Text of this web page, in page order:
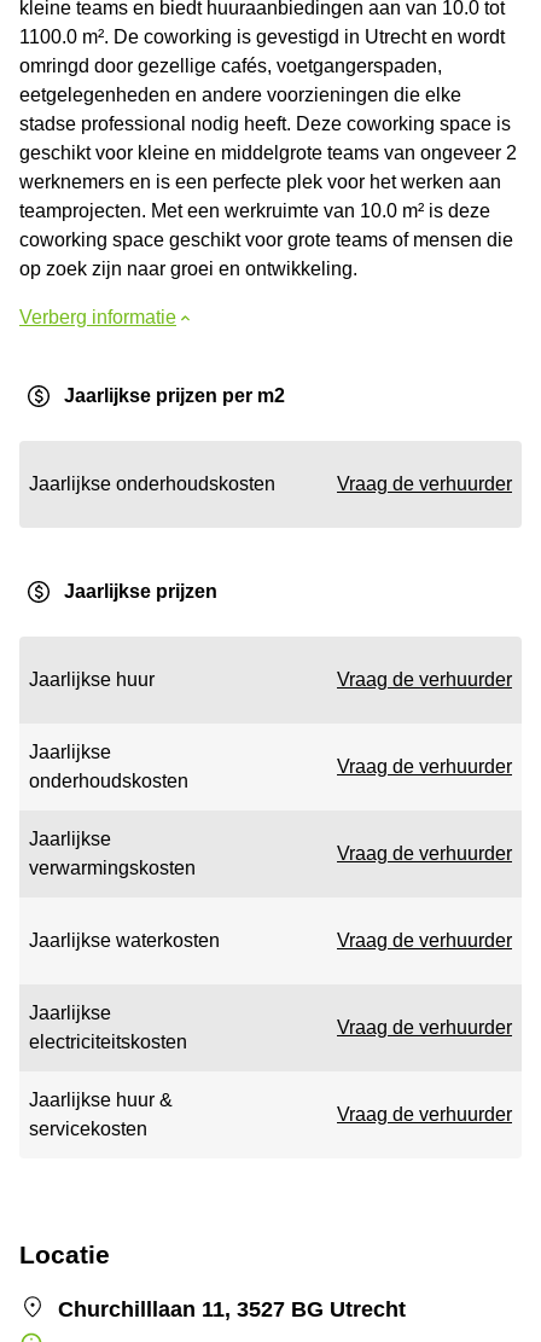
kleine teams en biedt huuraanbiedingen aan van 10.0 tot
1100.0 m². De coworking is gevestigd in Utrecht en wordt
omringd door gezellige cafés, voetgangerspaden,
eetgelegenheden en andere voorzieningen die elke
stadse professional nodig heeft. Deze coworking space is
geschikt voor kleine en middelgrote teams van ongeveer 2
werknemers en is een perfecte plek voor het werken aan
teamprojecten. Met een werkruimte van 10.0 m² is deze
coworking space geschikt voor grote teams of mensen die
op zoek zijn naar groei en ontwikkeling.
Verberg informatie
Jaarlijkse prijzen per m2
Jaarlijkse onderhoudskosten Vraag de verhuurder
Jaarlijkse prijzen
Jaarlijkse huur Vraag de verhuurder
Jaarlijkse
onderhoudskosten
Vraag de verhuurder
Jaarlijkse
verwarmingskosten
Vraag de verhuurder
Jaarlijkse waterkosten Vraag de verhuurder
Jaarlijkse
electriciteitskosten
Vraag de verhuurder
Jaarlijkse huur &
servicekosten
Vraag de verhuurder
Locatie
Churchilllaan 11, 3527 BG Utrecht